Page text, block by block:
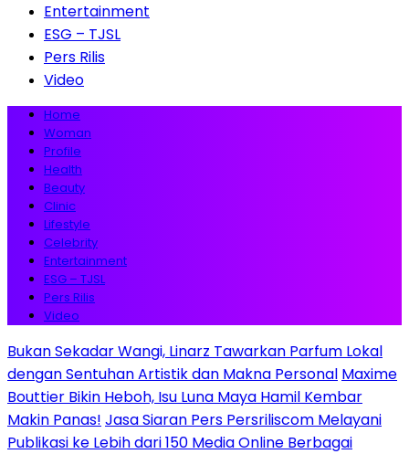
Entertainment
ESG – TJSL
Pers Rilis
Video
Home
Woman
Profile
Health
Beauty
Clinic
Lifestyle
Celebrity
Entertainment
ESG – TJSL
Pers Rilis
Video
Bukan Sekadar Wangi, Linarz Tawarkan Parfum Lokal
dengan Sentuhan Artistik dan Makna Personal Maxime
Bouttier Bikin Heboh, Isu Luna Maya Hamil Kembar
Makin Panas! Jasa Siaran Pers Persriliscom Melayani
Publikasi ke Lebih dari 150 Media Online Berbagai